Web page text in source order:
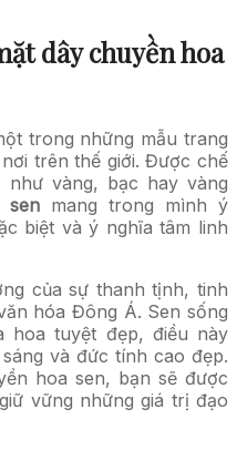
dây chuyền hoa
trong những mẫu trang
trên thế giới. Được chế
vàng, bạc hay vàng
sen mang trong mình ý
biệt và ý nghĩa tâm linh
của sự thanh tịnh, tinh
hóa Đông Á. Sen sống
hoa tuyệt đẹp, điều này
và đức tính cao đẹp.
hoa sen, bạn sẽ được
vững những giá trị đạo